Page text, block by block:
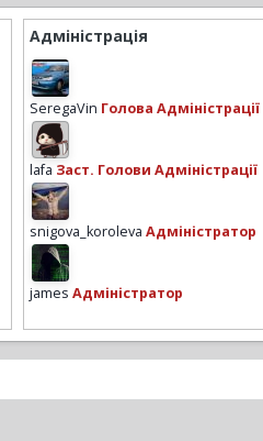
Адміністрація
SeregaVin Голова Адміністрації
lafa Заст. Голови Адміністрації
snigova_koroleva Адміністратор
james Адміністратор